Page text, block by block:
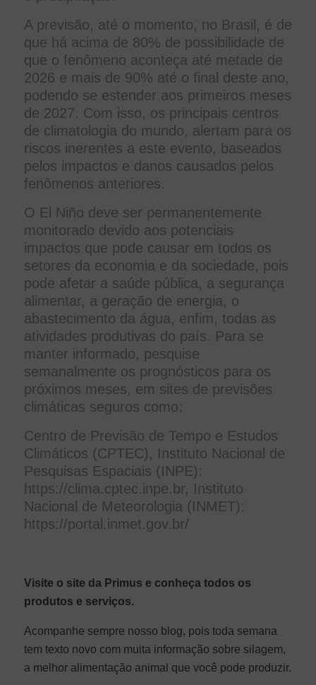
A previsão, até o momento, no Brasil, é de
que há acima de 80% de possibilidade de
que o fenômeno aconteça até metade de
2026 e mais de 90% até o final deste ano,
podendo se estender aos primeiros meses
de 2027. Com isso, os principais centros
de climatologia do mundo, alertam para os
riscos inerentes a este evento, baseados
pelos impactos e danos causados pelos
fenômenos anteriores.
O El Niño deve ser permanentemente
monitorado devido aos potenciais
impactos que pode causar em todos os
setores da economia e da sociedade, pois
pode afetar a saúde pública, a segurança
alimentar, a geração de energia, o
abastecimento da água, enfim, todas as
atividades produtivas do país. Para se
manter informado, pesquise
semanalmente os prognósticos para os
próximos meses, em sites de previsões
climáticas seguros como:
Centro de Previsão de Tempo e Estudos
Climáticos (CPTEC), Instituto Nacional de
Pesquisas Espaciais (INPE):
https://clima.cptec.inpe.br, Instituto
Nacional de Meteorologia (INMET):
https://portal.inmet.gov.br/
Visite o site da Primus e conheça todos os
produtos e serviços.
Acompanhe sempre nosso blog, pois toda semana
tem texto novo com muita informação sobre silagem,
a melhor alimentação animal que você pode produzir.